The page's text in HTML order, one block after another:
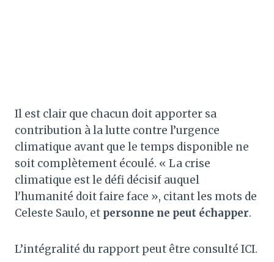
Il est clair que chacun doit apporter sa
contribution à la lutte contre l’urgence
climatique avant que le temps disponible ne
soit complètement écoulé. « La crise
climatique est le défi décisif auquel
l'humanité doit faire face », citant les mots de
Celeste Saulo, et personne ne peut échapper.
L’intégralité du rapport peut être consulté ICI.